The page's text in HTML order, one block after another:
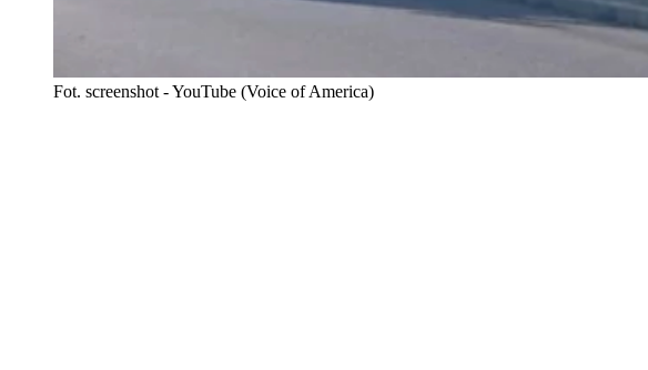
Fot. screenshot - YouTube (Voice of America)